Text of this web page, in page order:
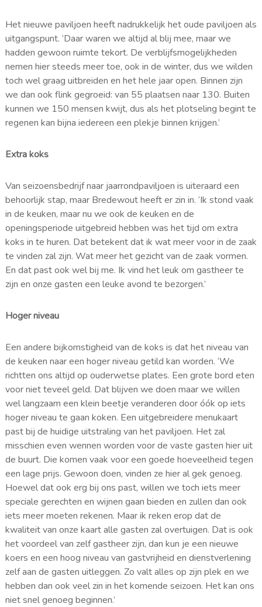
Het nieuwe paviljoen heeft nadrukkelijk het oude paviljoen als
uitgangspunt. ‘Daar waren we altijd al blij mee, maar we
hadden gewoon ruimte tekort. De verblijfsmogelijkheden
nemen hier steeds meer toe, ook in de winter, dus we wilden
toch wel graag uitbreiden en het hele jaar open. Binnen zijn
we dan ook flink gegroeid: van 55 plaatsen naar 130. Buiten
kunnen we 150 mensen kwijt, dus als het plotseling begint te
regenen kan bijna iedereen een plekje binnen krijgen.’
Extra koks
Van seizoensbedrijf naar jaarrondpaviljoen is uiteraard een
behoorlijk stap, maar Bredewout heeft er zin in. ‘Ik stond vaak
in de keuken, maar nu we ook de keuken en de
openingsperiode uitgebreid hebben was het tijd om extra
koks in te huren. Dat betekent dat ik wat meer voor in de zaak
te vinden zal zijn. Wat meer het gezicht van de zaak vormen.
En dat past ook wel bij me. Ik vind het leuk om gastheer te
zijn en onze gasten een leuke avond te bezorgen.’
Hoger niveau
Een andere bijkomstigheid van de koks is dat het niveau van
de keuken naar een hoger niveau getild kan worden. ‘We
richtten ons altijd op ouderwetse plates. Een grote bord eten
voor niet teveel geld. Dat blijven we doen maar we willen
wel langzaam een klein beetje veranderen door óók op iets
hoger niveau te gaan koken. Een uitgebreidere menukaart
past bij de huidige uitstraling van het paviljoen. Het zal
misschien even wennen worden voor de vaste gasten hier uit
de buurt. Die komen vaak voor een goede hoeveelheid tegen
een lage prijs. Gewoon doen, vinden ze hier al gek genoeg.
Hoewel dat ook erg bij ons past, willen we toch iets meer
speciale gerechten en wijnen gaan bieden en zullen dan ook
iets meer moeten rekenen. Maar ik reken erop dat de
kwaliteit van onze kaart alle gasten zal overtuigen. Dat is ook
het voordeel van zelf gastheer zijn, dan kun je een nieuwe
koers en een hoog niveau van gastvrijheid en dienstverlening
zelf aan de gasten uitleggen. Zo valt alles op zijn plek en we
hebben dan ook veel zin in het komende seizoen. Het kan ons
niet snel genoeg beginnen.’